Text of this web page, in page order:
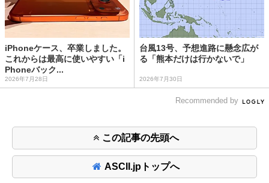
iPhoneケース、卒業しました。
これからは最高に使いやすい「i
Phoneバック...
2026年7月28日
台風13号、予想進路に懸念広が
る「熊本だけは行かないで」
2026年7月30日
Recommended by
この記事の先頭へ
ASCII.jpトップへ